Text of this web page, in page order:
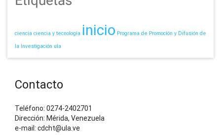
ciencia ciencia y tecnología inicio Programa de Promoción y Difusión de
la Investigación ula
Contacto
Teléfono: 0274-2402701
Dirección: Mérida, Venezuela
e-mail: cdcht@ula.ve